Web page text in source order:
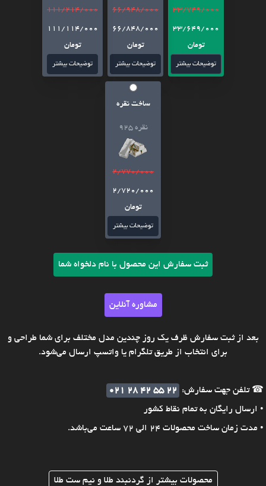
33/749/000
33/649/000
تومان
توضیحات بیشتر
66/948/000
66/848/000
تومان
توضیحات بیشتر
111/214/000
111/114/000
تومان
توضیحات بیشتر
ساخت نقره
نقره 925
2/770/000
2/720/000
تومان
توضیحات بیشتر
ثبت سفارش این محصول با نام دلخواه شما
مشاوره آنلاین
بعد از ثبت سفارش ظرف یک روز چندین مدل مختلف برای شما طراحی و
برای انتخاب از طریق تلگرام یا واتسپ ارسال می‌شود.
☎ تلفن جهت سفارش:
021 28 42 55 22
• ارسال رایگان به تمام نقاط کشور
• مدت زمان ساخت محصولات 24 الی 72 ساعت می‌باشد.
محصولات بیشتر از گردنبند طلا و نیم ست طلا